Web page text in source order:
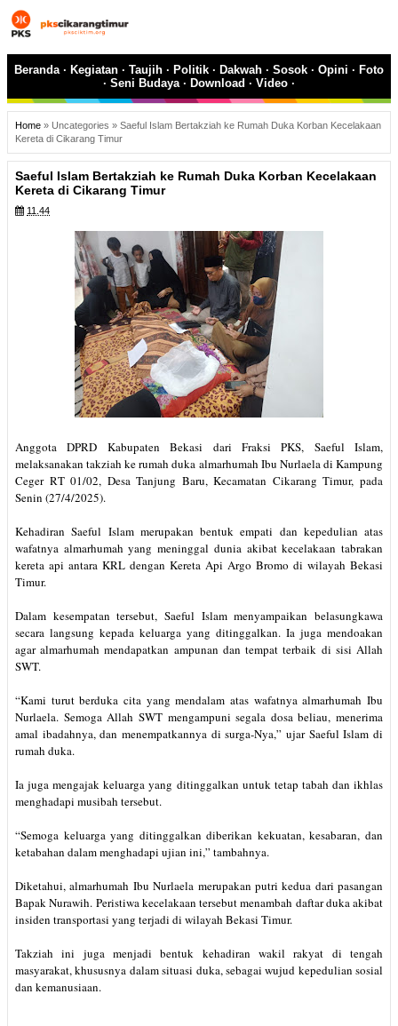
Beranda· Kegiatan · Taujih · Politik · Dakwah · Sosok · Opini · Foto
· Seni Budaya· Download · Video ·
Home » Uncategories » Saeful Islam Bertakziah ke Rumah Duka Korban Kecelakaan
Kereta di Cikarang Timur
Saeful Islam Bertakziah ke Rumah Duka Korban Kecelakaan
Kereta di Cikarang Timur
11.44
Anggota DPRD Kabupaten Bekasi dari Fraksi PKS, Saeful Islam,
melaksanakan takziah ke rumah duka almarhumah Ibu Nurlaela di Kampung
Ceger RT 01/02, Desa Tanjung Baru, Kecamatan Cikarang Timur, pada
Senin (27/4/2025).
Kehadiran Saeful Islam merupakan bentuk empati dan kepedulian atas
wafatnya almarhumah yang meninggal dunia akibat kecelakaan tabrakan
kereta api antara KRL dengan Kereta Api Argo Bromo di wilayah Bekasi
Timur.
Dalam kesempatan tersebut, Saeful Islam menyampaikan belasungkawa
secara langsung kepada keluarga yang ditinggalkan. Ia juga mendoakan
agar almarhumah mendapatkan ampunan dan tempat terbaik di sisi Allah
SWT.
“Kami turut berduka cita yang mendalam atas wafatnya almarhumah Ibu
Nurlaela. Semoga Allah SWT mengampuni segala dosa beliau, menerima
amal ibadahnya, dan menempatkannya di surga-Nya,” ujar Saeful Islam di
rumah duka.
Ia juga mengajak keluarga yang ditinggalkan untuk tetap tabah dan ikhlas
menghadapi musibah tersebut.
“Semoga keluarga yang ditinggalkan diberikan kekuatan, kesabaran, dan
ketabahan dalam menghadapi ujian ini,” tambahnya.
Diketahui, almarhumah Ibu Nurlaela merupakan putri kedua dari pasangan
Bapak Nurawih. Peristiwa kecelakaan tersebut menambah daftar duka akibat
insiden transportasi yang terjadi di wilayah Bekasi Timur.
Takziah ini juga menjadi bentuk kehadiran wakil rakyat di tengah
masyarakat, khususnya dalam situasi duka, sebagai wujud kepedulian sosial
dan kemanusiaan.